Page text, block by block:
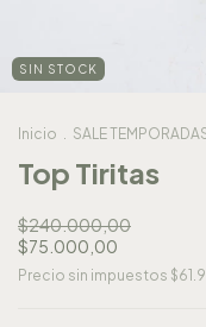
SIN STOCK
Inicio . SALE
Top Tiritas
$240.000,00
$75.000,00
Precio sin impuestos